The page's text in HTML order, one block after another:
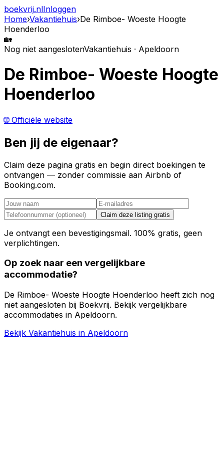
boekvrij.nlInloggen
Home›Vakantiehuis›De Rimboe- Woeste Hoogte
Hoenderloo
🏡
Nog niet aangeslotenVakantiehuis · Apeldoorn
De Rimboe- Woeste Hoogte
Hoenderloo
🌐 Officiële website
Ben jij de eigenaar?
Claim deze pagina gratis en begin direct boekingen te
ontvangen — zonder commissie aan Airbnb of
Booking.com.
Claim deze listing gratis
Je ontvangt een bevestigingsmail. 100% gratis, geen
verplichtingen.
Op zoek naar een vergelijkbare
accommodatie?
De Rimboe- Woeste Hoogte Hoenderloo heeft zich nog
niet aangesloten bij Boekvrij. Bekijk vergelijkbare
accommodaties in Apeldoorn.
Bekijk Vakantiehuis in Apeldoorn